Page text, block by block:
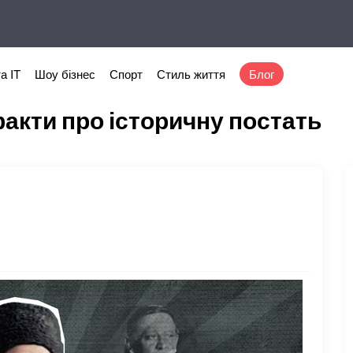
IT Шоу бізнес Спорт Стиль життя Блог
про історичну постать